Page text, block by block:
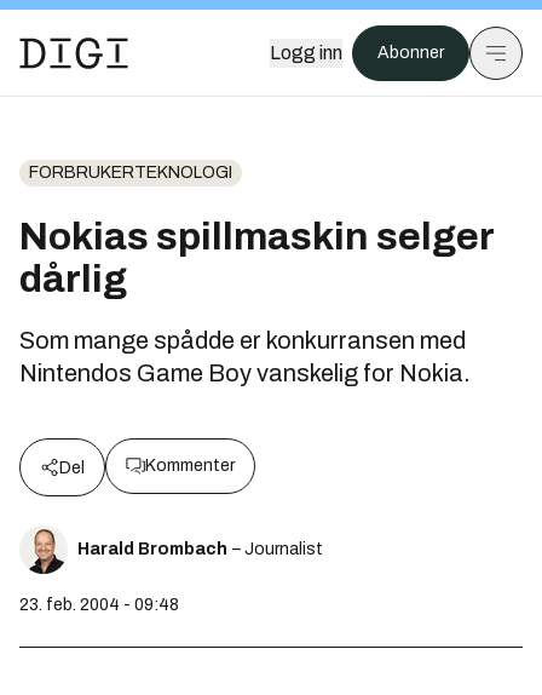
Logg inn Abonner
FORBRUKERTEKNOLOGI
Nokias spillmaskin selger
dårlig
Som mange spådde er konkurransen med
Nintendos Game Boy vanskelig for Nokia.
Del Kommenter
Harald Brombach – Journalist
23. feb. 2004 - 09:48